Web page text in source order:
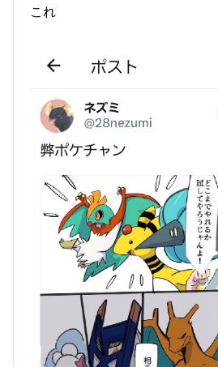
これ